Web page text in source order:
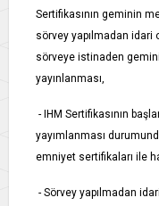
Sertifikasının geminin
sörvey yapılmadan idari
sörveye istinaden
yayınlanması,
- IHM Sertifikasının
yayımlanması
emniyet sertifikaları ile
- Sörvey yapılmadan